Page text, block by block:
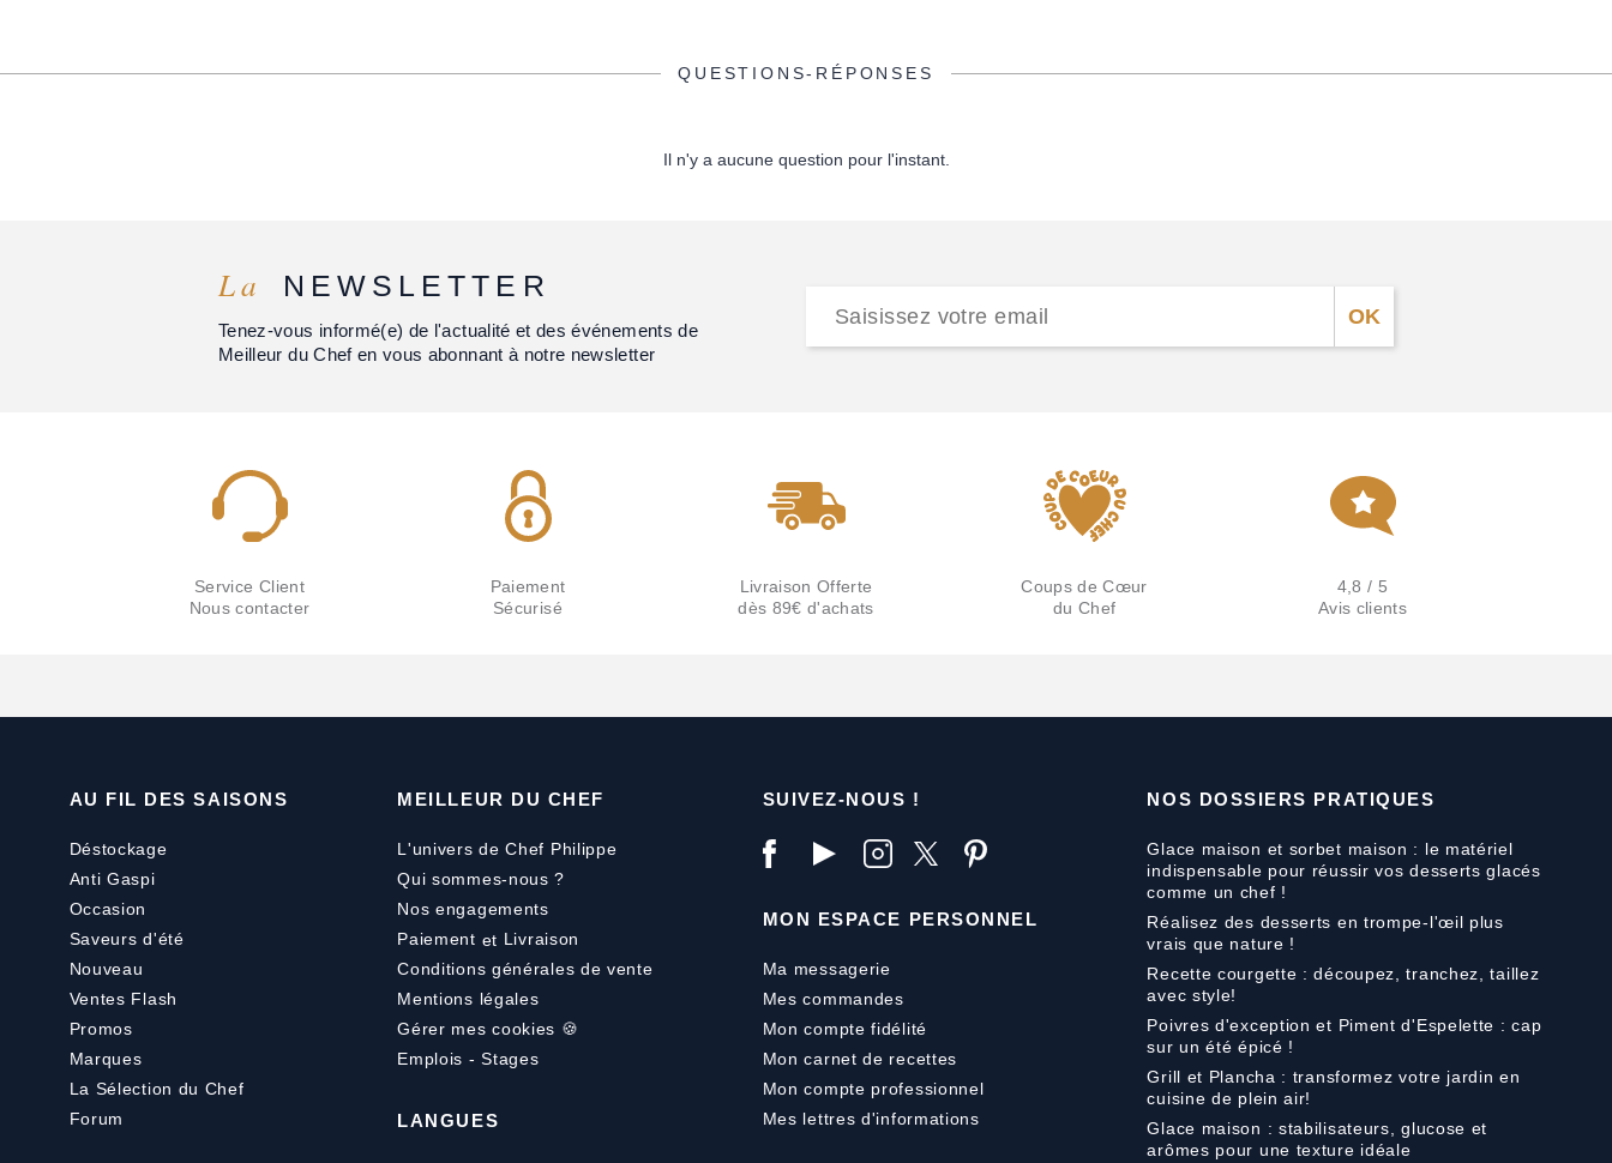
QUESTIONS-RÉPONSES
Il n'y a aucune question pour l'instant.
La NEWSLETTER
Tenez-vous informé(e) de l'actualité et des événements de
Meilleur du Chef en vous abonnant à notre newsletter
Service Client
Nous contacter
Paiement
Sécurisé
Livraison Offerte
dès 89€ d'achats
Coups de Cœur
du Chef
4,8 / 5
Avis clients
AU FIL DES SAISONS
Déstockage
Anti Gaspi
Occasion
Saveurs d'été
Nouveau
Ventes Flash
Promos
Marques
La Sélection du Chef
Forum
MEILLEUR DU CHEF
L'univers de Chef Philippe
Qui sommes-nous ?
Nos engagements
Paiement et Livraison
Conditions générales de vente
Mentions légales
Gérer mes cookies 🍪
Emplois - Stages
LANGUES
SUIVEZ-NOUS !
MON ESPACE PERSONNEL
Ma messagerie
Mes commandes
Mon compte fidélité
Mon carnet de recettes
Mon compte professionnel
Mes lettres d'informations
NOS DOSSIERS PRATIQUES
Glace maison et sorbet maison : le matériel
indispensable pour réussir vos desserts glacés
comme un chef !
Réalisez des desserts en trompe-l'œil plus
vrais que nature !
Recette courgette : découpez, tranchez, taillez
avec style!
Poivres d'exception et Piment d'Espelette : cap
sur un été épicé !
Grill et Plancha : transformez votre jardin en
cuisine de plein air!
Glace maison : stabilisateurs, glucose et
arômes pour une texture idéale